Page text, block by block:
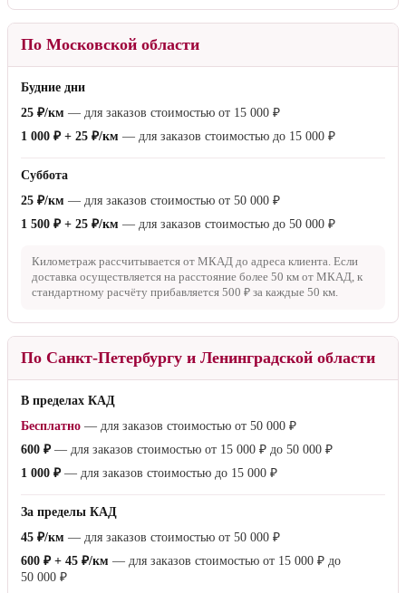
По Московской области
Будние дни
25 ₽/км — для заказов стоимостью от 15 000 ₽
1 000 ₽ + 25 ₽/км — для заказов стоимостью до 15 000 ₽
Суббота
25 ₽/км — для заказов стоимостью от 50 000 ₽
1 500 ₽ + 25 ₽/км — для заказов стоимостью до 50 000 ₽
Километраж рассчитывается от МКАД до адреса клиента. Если
доставка осуществляется на расстояние более 50 км от МКАД, к
стандартному расчёту прибавляется 500 ₽ за каждые 50 км.
По Санкт-Петербургу и Ленинградской области
В пределах КАД
Бесплатно — для заказов стоимостью от 50 000 ₽
600 ₽— для заказов стоимостью от 15 000 ₽ до 50 000 ₽
1 000 ₽— для заказов стоимостью до 15 000 ₽
За пределы КАД
45 ₽/км — для заказов стоимостью от 50 000 ₽
600 ₽ + 45 ₽/км — для заказов стоимостью от 15 000 ₽ до
50 000 ₽